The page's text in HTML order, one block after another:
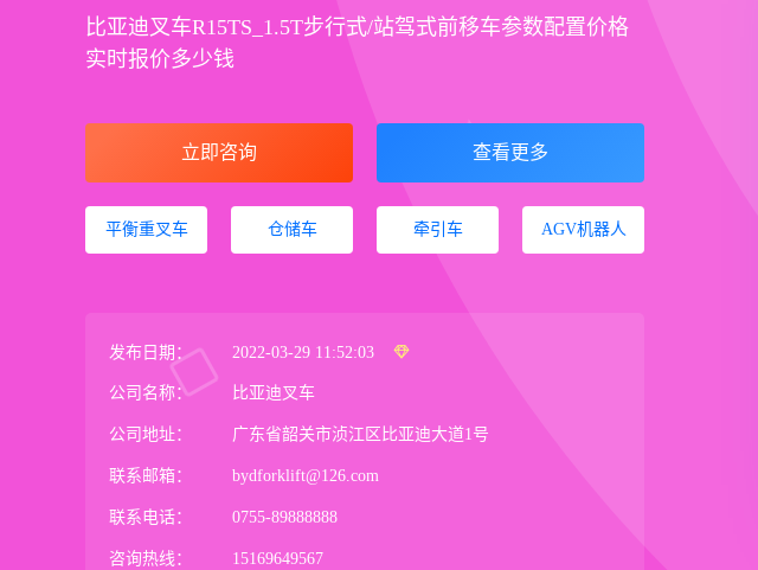
比亚迪叉车R15TS_1.5T步行式/站驾式前移车参数配置价格
实时报价多少钱
立即咨询 查看更多
平衡重叉车 仓储车 牵引车 AGV机器人
发布日期： 2022-03-29 11:52:03
公司名称： 比亚迪叉车
公司地址： 广东省韶关市浈江区比亚迪大道1号
联系邮箱： bydforklift@126.com
联系电话： 0755-89888888
咨询热线： 15169649567